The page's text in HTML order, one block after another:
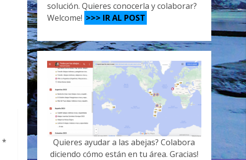
*
solución. Quieres conocerla y colaborar?
Welcome! >>> IR AL POST
Quieres ayudar a las abejas? Colabora
diciendo cómo están en tu área. Gracias!